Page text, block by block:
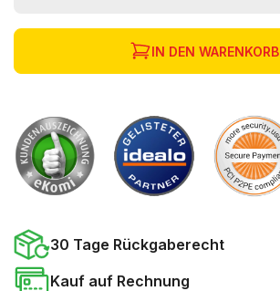
IN DEN WARENKORB
30 Tage Rückgaberecht
Kauf auf Rechnung